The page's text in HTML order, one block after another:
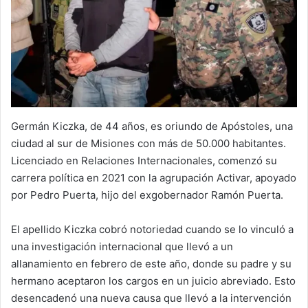
Germán Kiczka, de 44 años, es oriundo de Apóstoles, una
ciudad al sur de Misiones con más de 50.000 habitantes.
Licenciado en Relaciones Internacionales, comenzó su
carrera política en 2021 con la agrupación Activar, apoyado
por Pedro Puerta, hijo del exgobernador Ramón Puerta.
El apellido Kiczka cobró notoriedad cuando se lo vinculó a
una investigación internacional que llevó a un
allanamiento en febrero de este año, donde su padre y su
hermano aceptaron los cargos en un juicio abreviado. Esto
desencadenó una nueva causa que llevó a la intervención